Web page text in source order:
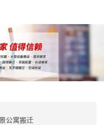
公寓搬迁